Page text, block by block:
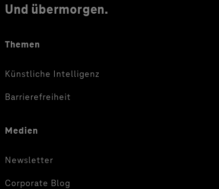
Und übermorgen.
Themen
Künstliche Intelligenz
Barrierefreiheit
Medien
Newsletter
Corporate Blog